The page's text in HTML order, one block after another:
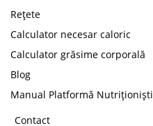
Rețete
Calculator necesar caloric
Calculator grăsime corporală
Blog
Manual Platformă Nutriționiști
Contact